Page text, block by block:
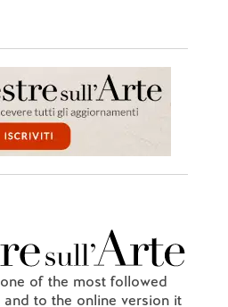
of the most followed
to the online version it